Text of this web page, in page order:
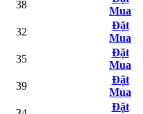
38
Mua
32
Đặt
Mua
35
Đặt
Mua
39
Đặt
Mua
Đặt